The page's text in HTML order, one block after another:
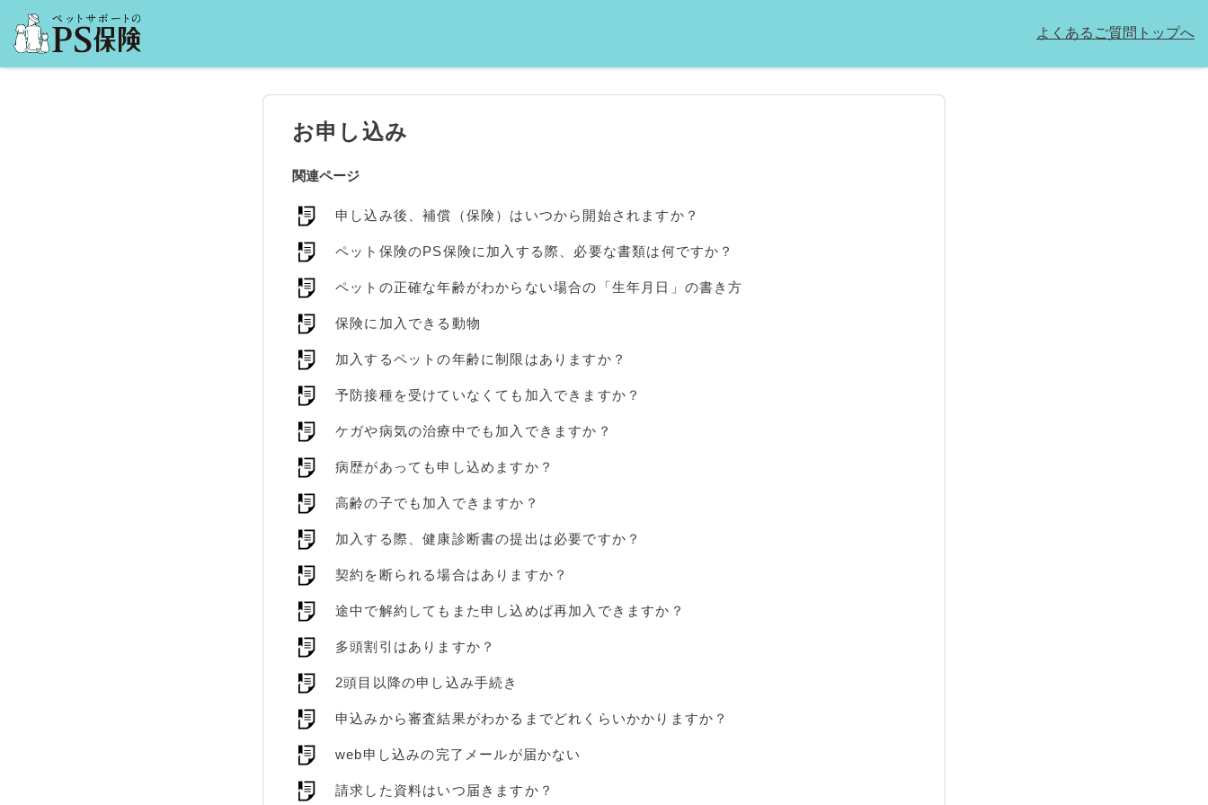
よくあるご質問トップへ
お申し込み
関連ページ
申し込み後、補償（保険）はいつから開始されますか？
ペット保険のPS保険に加入する際、必要な書類は何ですか？
ペットの正確な年齢がわからない場合の「生年月日」の書き方
保険に加入できる動物
加入するペットの年齢に制限はありますか？
予防接種を受けていなくても加入できますか？
ケガや病気の治療中でも加入できますか？
病歴があっても申し込めますか？
高齢の子でも加入できますか？
加入する際、健康診断書の提出は必要ですか？
契約を断られる場合はありますか？
途中で解約してもまた申し込めば再加入できますか？
多頭割引はありますか？
2頭目以降の申し込み手続き
申込みから審査結果がわかるまでどれくらいかかりますか？
web申し込みの完了メールが届かない
請求した資料はいつ届きますか？